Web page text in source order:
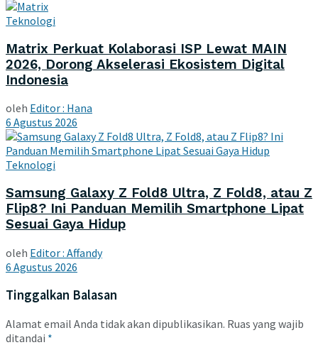
Teknologi
Matrix Perkuat Kolaborasi ISP Lewat MAIN
2026, Dorong Akselerasi Ekosistem Digital
Indonesia
oleh Editor : Hana
6 Agustus 2026
Teknologi
Samsung Galaxy Z Fold8 Ultra, Z Fold8, atau Z
Flip8? Ini Panduan Memilih Smartphone Lipat
Sesuai Gaya Hidup
oleh Editor : Affandy
6 Agustus 2026
Tinggalkan Balasan
Alamat email Anda tidak akan dipublikasikan. Ruas yang wajib
ditandai *